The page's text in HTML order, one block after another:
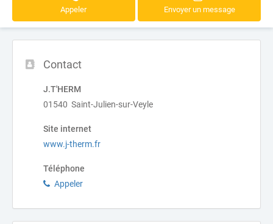
Appeler Envoyer un message
Contact
J.T'HERM
01540 Saint-Julien-sur-Veyle
Site internet
www.j-therm.fr
Téléphone
Appeler